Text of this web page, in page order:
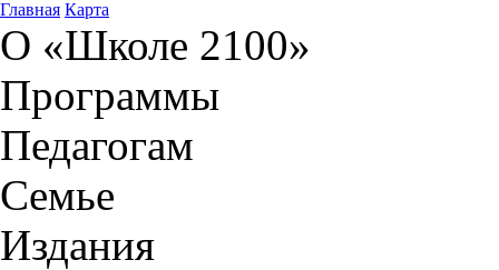
Главная Карта
О «Школе 2100»
Программы
Педагогам
Семье
Издания